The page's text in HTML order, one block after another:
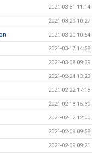
2021-03-31 11:14
2021-03-29 10:27
2021-03-20 10:54
2021-03-17 14:58
2021-03-08 09:39
2021-02-24 13:23
2021-02-22 17:18
2021-02-18 15:30
2021-02-12 12:00
2021-02-09 09:58
2021-02-09 09:21